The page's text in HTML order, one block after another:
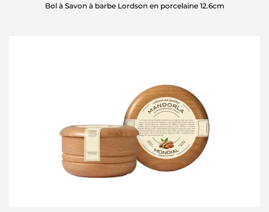
Bol à Savon à barbe Lordson en porcelaine 12.6cm